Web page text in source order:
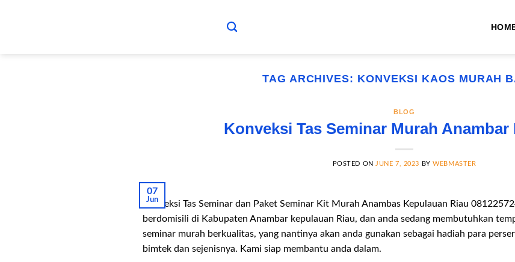
TAG ARCHIVES: KONVEKSI KAOS MURAH
BLOG
Konveksi Tas Seminar Murah Anambar
POSTED ON JUNE 7, 2023 BYWEBMASTER
07
Jun
Konveksi Tas Seminar dan Paket Seminar Kit Murah Anambas Kepulauan Riau
berdomisili di Kabupaten Anambar kepulauan Riau, dan anda sedang membutuhkan
seminar murah berkualitas, yang nantinya akan anda gunakan sebagai hadiah para
bimtek dan sejenisnya. Kami siap membantu anda dalam.